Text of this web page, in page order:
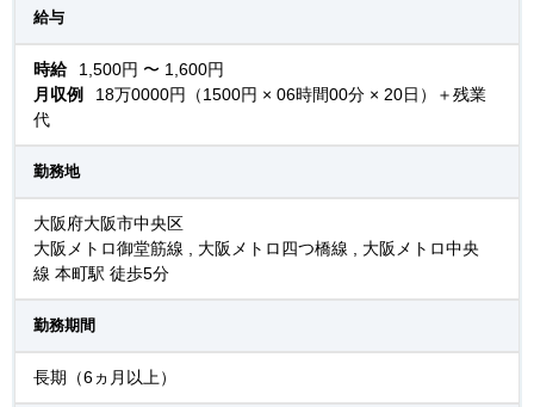
給与
時給
1,500円 〜 1,600円
月収例
18万0000円（1500円 × 06時間00分 × 20日）＋残業
代
勤務地
大阪府大阪市中央区
大阪メトロ御堂筋線 , 大阪メトロ四つ橋線 , 大阪メトロ中央
線 本町駅 徒歩5分
勤務期間
長期（6ヵ月以上）